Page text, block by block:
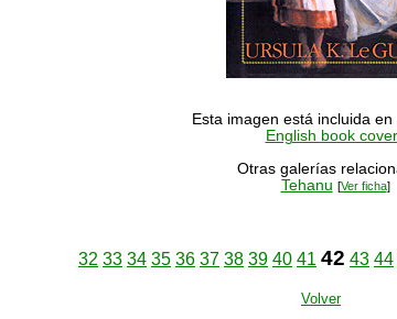
Esta imagen está incluida
English book
Otras galerías
Tehanu [Ver ficha]
32 33 34 35 36 37 38 39 40 41 42 43 44
Volver